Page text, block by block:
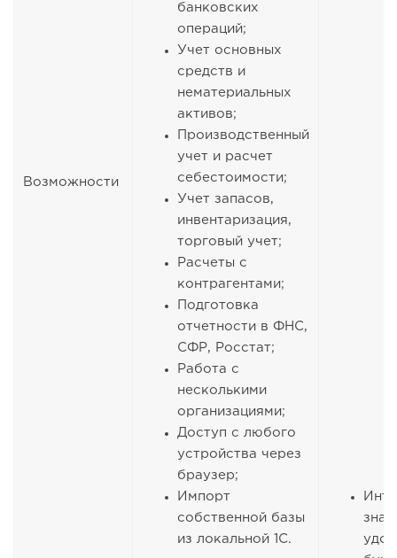
Возможности
банковских
операций;
Учет основных
средств и
нематериальных
активов;
Производственный
учет и расчет
себестоимости;
Учет запасов,
инвентаризация,
торговый учет;
Расчеты с
контрагентами;
Подготовка
отчетности в ФНС,
СФР, Росстат;
Работа с
несколькими
организациями;
Доступ с любого
устройства через
браузер;
Импорт
собственной базы
из локальной 1С.